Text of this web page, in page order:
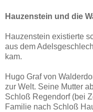
Hauzenstein und die
Hauzenstein existierte
aus dem
kam.
Hugo Graf von
zur Welt. Seine Mutter
Schloß Regendorf (bei
Familie nach Schloß